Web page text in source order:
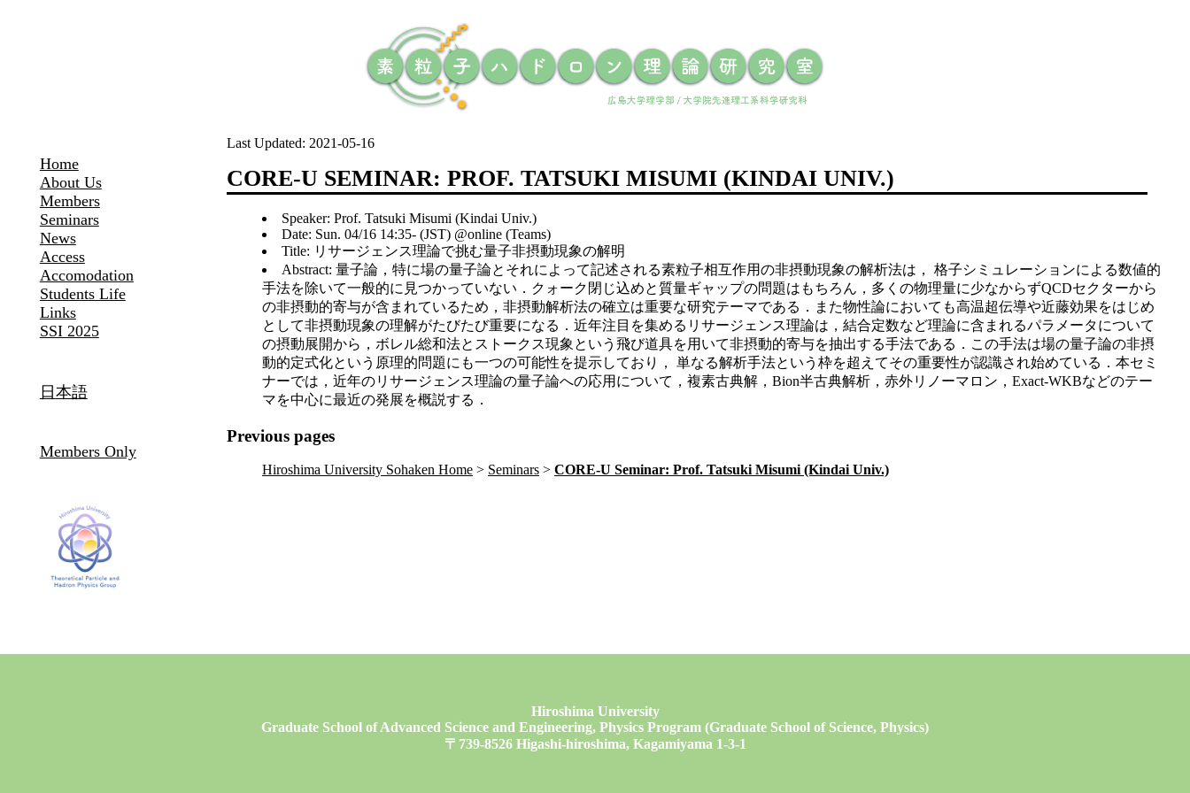
Home
About Us
Members
Seminars
News
Access
Accomodation
Students Life
Links
SSI 2025
日本語
Members Only
Last Updated: 2021-05-16
CORE-U SEMINAR: PROF. TATSUKI MISUMI (KINDAI UNIV.)
Speaker: Prof. Tatsuki Misumi (Kindai Univ.)
Date: Sun. 04/16 14:35- (JST) @online (Teams)
Title: リサージェンス理論で挑む量子非摂動現象の解明
Abstract: 量子論，特に場の量子論とそれによって記述される素粒子相互作用の非摂動現象の解析法は， 格子シミュレーションによる数値的
手法を除いて一般的に見つかっていない．クォーク閉じ込めと質量ギャップの問題はもちろん，多くの物理量に少なからずQCDセクターから
の非摂動的寄与が含まれているため，非摂動解析法の確立は重要な研究テーマである．また物性論においても高温超伝導や近藤効果をはじめ
として非摂動現象の理解がたびたび重要になる．近年注目を集めるリサージェンス理論は，結合定数など理論に含まれるパラメータについて
の摂動展開から，ボレル総和法とストークス現象という飛び道具を用いて非摂動的寄与を抽出する手法である．この手法は場の量子論の非摂
動的定式化という原理的問題にも一つの可能性を提示しており， 単なる解析手法という枠を超えてその重要性が認識され始めている．本セミ
ナーでは，近年のリサージェンス理論の量子論への応用について，複素古典解，Bion半古典解析，赤外リノーマロン，Exact-WKBなどのテー
マを中心に最近の発展を概説する．
Previous pages
Hiroshima University Sohaken Home Seminars CORE-U Seminar: Prof. Tatsuki Misumi (Kindai Univ.)
Hiroshima University
Graduate School of Advanced Science and Engineering, Physics Program (Graduate School of Science, Physics)
〒739-8526 Higashi-hiroshima, Kagamiyama 1-3-1